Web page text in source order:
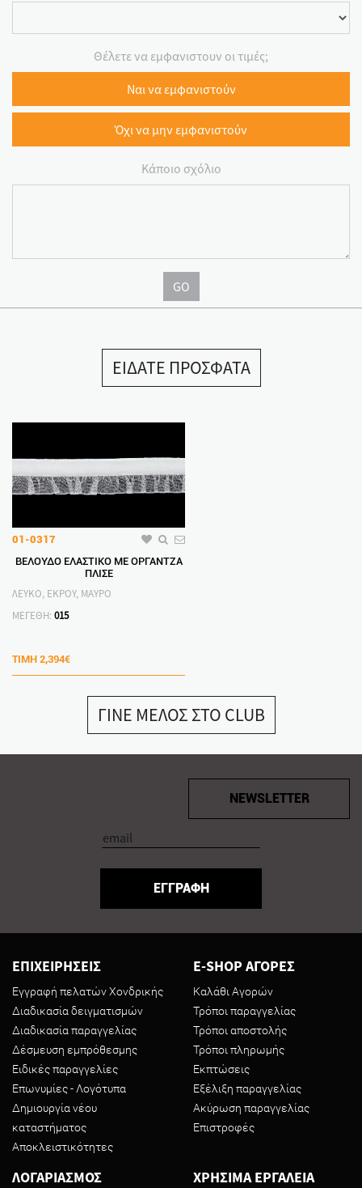
Θέλετε να εμφανιστουν οι τιμές;
Ναι να εμφανιστούν
Όχι να μην εμφανιστούν
Κάποιο σχόλιο
GO
ΕΙΔΑΤΕ ΠΡΟΣΦΑΤΑ
01-0317
ΒΕΛΟΥΔΟ ΕΛΑΣΤΙΚΟ ΜΕ ΟΡΓΑΝΤΖΑ
ΠΛΙΣΕ
ΛΕΥΚΟ, ΕΚΡΟΥ, ΜΑΥΡΟ
ΜΕΓΕΘΗ: 015
ΤΙΜΗ 2,394€
ΓΙΝΕ ΜΕΛΟΣ ΣΤΟ CLUB
NEWSLETTER
ΕΓΓΡΑΦΗ
ΕΠΙΧΕΙΡΗΣΕΙΣ
Εγγραφή πελατών Χονδρικής
Διαδικασία δειγματισμών
Διαδικασία παραγγελίας
Δέσμευση εμπρόθεσμης
Ειδικές παραγγελίες
Επωνυμίες - Λογότυπα
Δημιουργία νέου
καταστήματος
Αποκλειστικότητες
E-SHOP ΑΓΟΡΕΣ
Καλάθι Αγορών
Τρόποι παραγγελίας
Τρόποι αποστολής
Τρόποι πληρωμής
Εκπτώσεις
Εξέλιξη παραγγελίας
Ακύρωση παραγγελίας
Επιστροφές
ΛΟΓΑΡΙΑΣΜΟΣ ΧΡΗΣΙΜΑ ΕΡΓΑΛΕΙΑ